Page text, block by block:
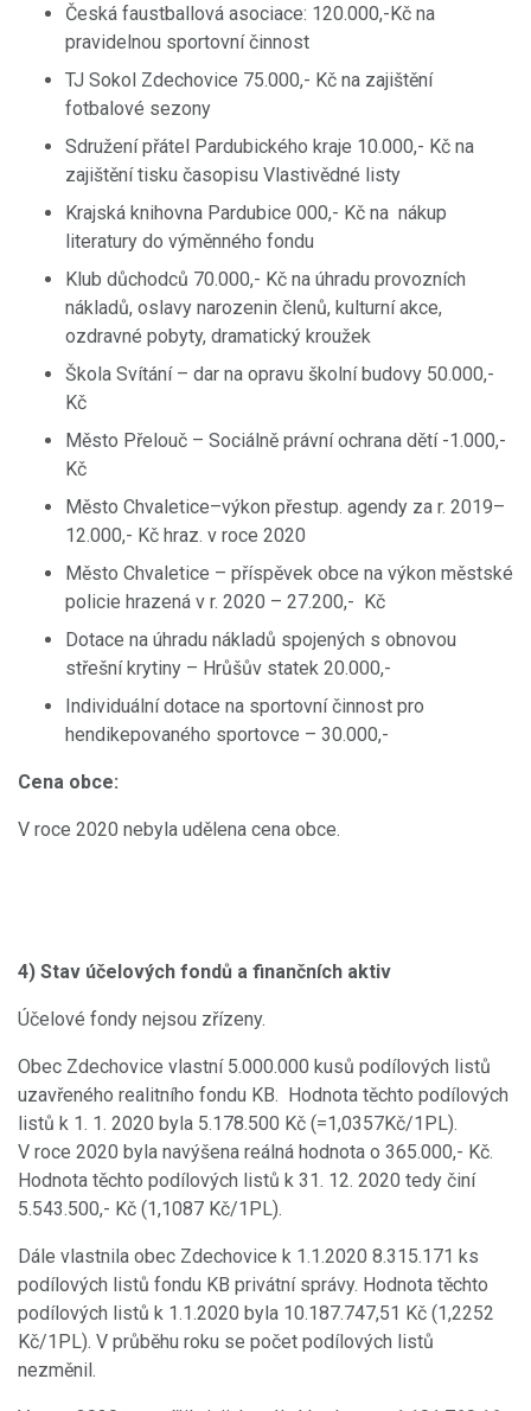
Česká faustballová asociace: 120.000,-Kč na
pravidelnou sportovní činnost
TJ Sokol Zdechovice 75.000,- Kč na zajištění
fotbalové sezony
Sdružení přátel Pardubického kraje 10.000,- Kč na
zajištění tisku časopisu Vlastivědné listy
Krajská knihovna Pardubice 000,- Kč na nákup
literatury do výměnného fondu
Klub důchodců 70.000,- Kč na úhradu provozních
nákladů, oslavy narozenin členů, kulturní akce,
ozdravné pobyty, dramatický kroužek
Škola Svítání – dar na opravu školní budovy 50.000,-
Kč
Město Přelouč – Sociálně právní ochrana dětí -1.000,-
Kč
Město Chvaletice–výkon přestup. agendy za r. 2019–
12.000,- Kč hraz. v roce 2020
Město Chvaletice – příspěvek obce na výkon městské
policie hrazená v r. 2020 – 27.200,- Kč
Dotace na úhradu nákladů spojených s obnovou
střešní krytiny – Hrůšův statek 20.000,-
Individuální dotace na sportovní činnost pro
hendikepovaného sportovce – 30.000,-
Cena obce:
V roce 2020 nebyla udělena cena obce.
4) Stav účelových fondů a finančních aktiv
Účelové fondy nejsou zřízeny.
Obec Zdechovice vlastní 5.000.000 kusů podílových listů
uzavřeného realitního fondu KB. Hodnota těchto podílových
listů k 1. 1. 2020 byla 5.178.500 Kč (=1,0357Kč/1PL).
V roce 2020 byla navýšena reálná hodnota o 365.000,- Kč.
Hodnota těchto podílových listů k 31. 12. 2020 tedy činí
5.543.500,- Kč (1,1087 Kč/1PL).
Dále vlastnila obec Zdechovice k 1.1.2020 8.315.171 ks
podílových listů fondu KB privátní správy. Hodnota těchto
podílových listů k 1.1.2020 byla 10.187.747,51 Kč (1,2252
Kč/1PL). V průběhu roku se počet podílových listů
nezměnil.